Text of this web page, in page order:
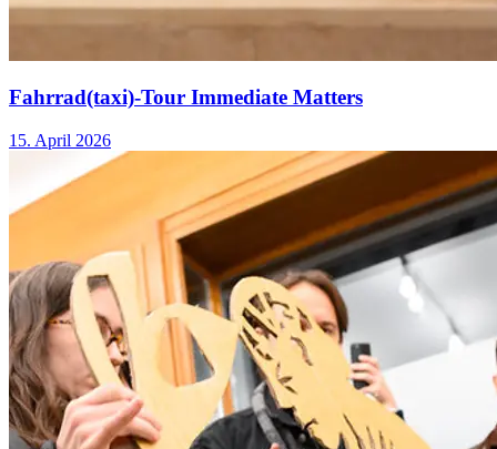
Fahrrad(taxi)-Tour Immediate Matters
15. April 2026